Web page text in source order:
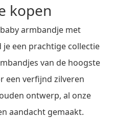
kopen
armbandje met
je een prachtige collectie
van de hoogste
een verfijnd zilveren
ontwerp, al onze
aandacht gemaakt.